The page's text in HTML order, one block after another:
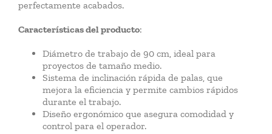
perfectamente acabados.
Características del producto:
Diámetro de trabajo de 90 cm, ideal para
proyectos de tamaño medio.
Sistema de inclinación rápida de palas, que
mejora la eficiencia y permite cambios rápidos
durante el trabajo.
Diseño ergonómico que asegura comodidad y
control para el operador.